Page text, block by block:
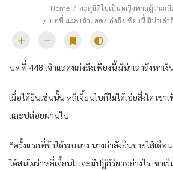
Home
ทะลุมิติไปเป็นหญิงพาลผู้งามเ
บทที่ 448 เจ้าแสดงเก่งถึงเพียงนี้ มิน่าเล่
บทที่ 448 เจ้าแสดงเก่งถึงเพียงนี้ มิน่าเล่าถึงหาเ
เมื่อได้ยินเช่นนั้น หลี่เจี้ยนโบก็ไม่ได้เอ่ยสิ่งใด เขา
และปล่อยผ่านไป
“ครั้งแรกที่ข้าได้พบนาง นางกำลังยืนขายไส้เดื
ได้สนใจว่าหลี่เจี้ยนโบจะมีปฏิกิริยาอย่างไร เขาเริ่